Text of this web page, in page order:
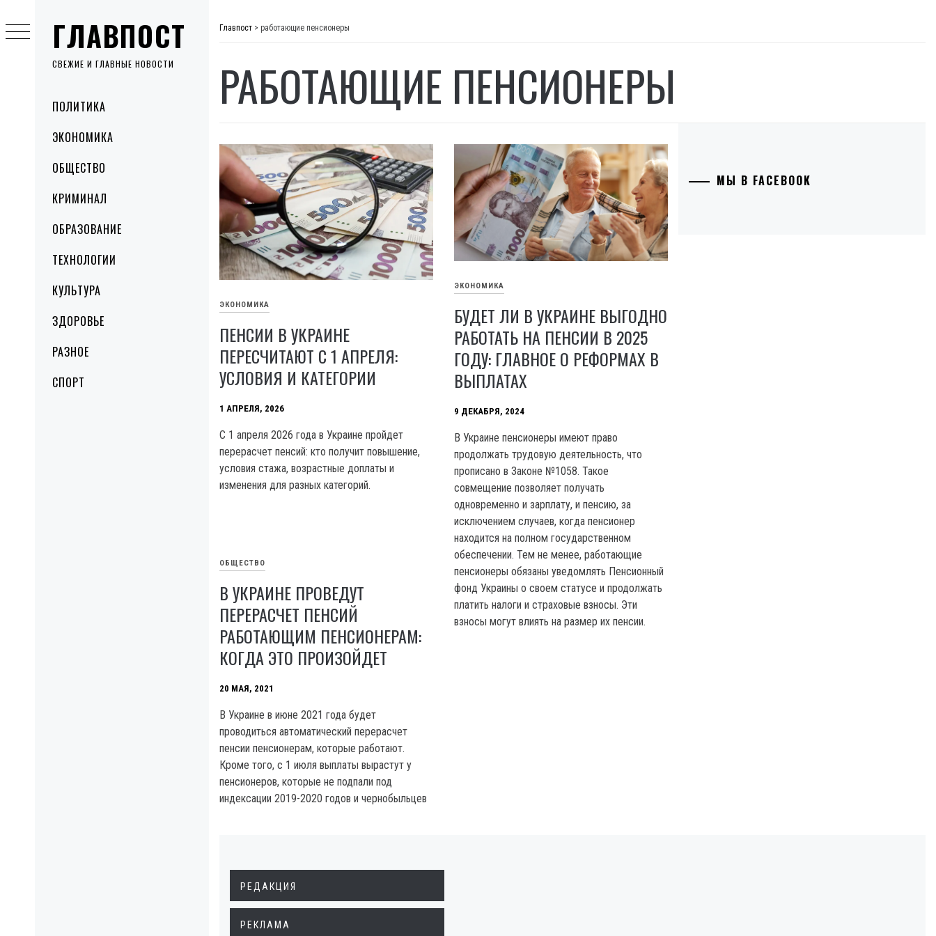
ГЛАВПОСТ
СВЕЖИЕ И ГЛАВНЫЕ НОВОСТИ
MenuПОЛИТИКА
ЭКОНОМИКА
ОБЩЕСТВО
КРИМИНАЛ
ОБРАЗОВАНИЕ
ТЕХНОЛОГИИ
КУЛЬТУРА
ЗДОРОВЬЕ
РАЗНОЕ
СПОРТ
to
content
Главпост > работающие пенсионеры
РАБОТАЮЩИЕ ПЕНСИОНЕРЫ
ЭКОНОМИКА
ПЕНСИИ В УКРАИНЕ
ПЕРЕСЧИТАЮТ С 1 АПРЕЛЯ:
УСЛОВИЯ И КАТЕГОРИИ
1 АПРЕЛЯ, 2026
С 1 апреля 2026 года в Украине пройдет
перерасчет пенсий: кто получит повышение,
условия стажа, возрастные доплаты и
изменения для разных категорий.
ЭКОНОМИКА
БУДЕТ ЛИ В УКРАИНЕ ВЫГОДНО
РАБОТАТЬ НА ПЕНСИИ В 2025
ГОДУ: ГЛАВНОЕ О РЕФОРМАХ В
ВЫПЛАТАХ
9 ДЕКАБРЯ, 2024
В Украине пенсионеры имеют право
продолжать трудовую деятельность, что
прописано в Законе №1058. Такое
совмещение позволяет получать
одновременно и зарплату, и пенсию, за
исключением случаев, когда пенсионер
находится на полном государственном
обеспечении. Тем не менее, работающие
пенсионеры обязаны уведомлять Пенсионный
фонд Украины о своем статусе и продолжать
платить налоги и страховые взносы. Эти
взносы могут влиять на размер их пенсии.
ОБЩЕСТВО
В УКРАИНЕ ПРОВЕДУТ
ПЕРЕРАСЧЕТ ПЕНСИЙ
РАБОТАЮЩИМ ПЕНСИОНЕРАМ:
КОГДА ЭТО ПРОИЗОЙДЕТ
20 МАЯ, 2021
В Украине в июне 2021 года будет
проводиться автоматический перерасчет
пенсии пенсионерам, которые работают.
Кроме того, с 1 июля выплаты вырастут у
пенсионеров, которые не подпали под
индексации 2019-2020 годов и чернобыльцев
МЫ В FACEBOOK
РЕДАКЦИЯ
РЕКЛАМА